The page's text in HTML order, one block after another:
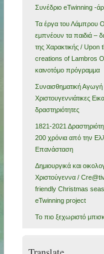
Συνέδριο eTwinning -
Τα έργα του Λάμπρου
εμπνέουν τα παιδιά –
της Χαρακτικής / Upon
creations of Lambros
καινοτόμο πρόγραμμα
Συναισθηματική Αγωγή
Χριστουγεννιάτικες
δραστηριότητες
1821-2021
200 χρόνια από την
Επανάσταση
Δημιουργικά και
Χριστούγεννα /
friendly Christmas
eTwinning project
Το πιο ξεχωριστό